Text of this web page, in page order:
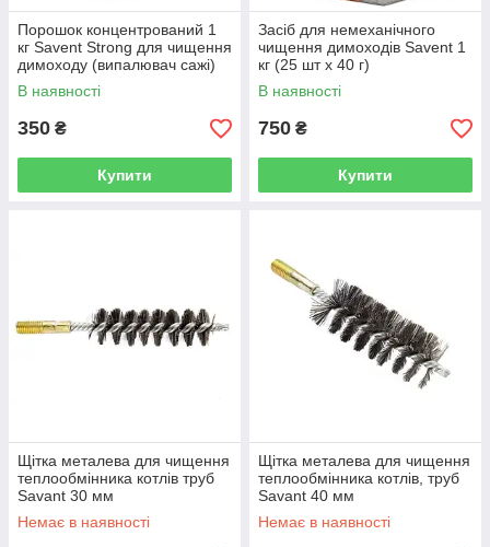
Порошок концентрований 1
кг Savent Strong для чищення
димоходу (випалювач сажі)
Savent
В наявності
350 ₴
Купити
Засіб для немеханічного
чищення димоходів Savent 1
кг (25 шт х 40 г)
В наявності
750 ₴
Купити
Щітка металева для чищення
теплообмінника котлів труб
Savant 30 мм
Немає в наявності
Щітка металева для чищення
теплообмінника котлів, труб
Savant 40 мм
Немає в наявності